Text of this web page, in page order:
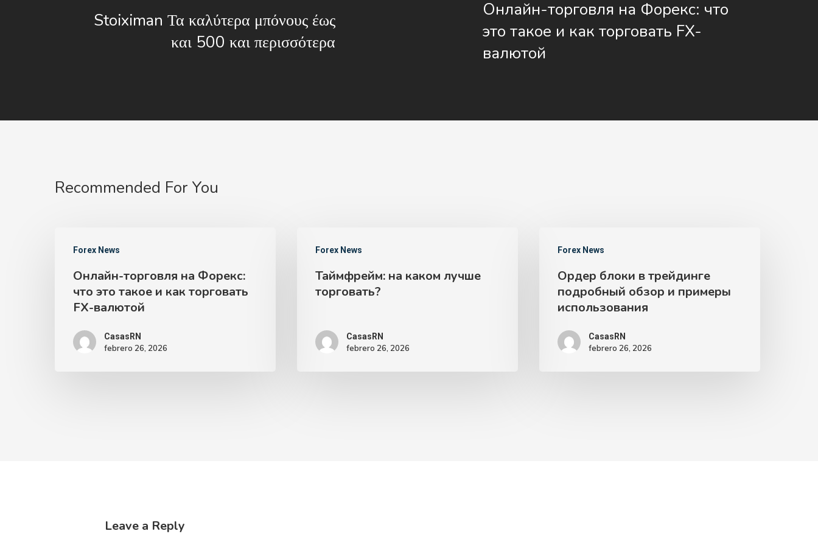
Stoiximan Τα καλύτερα μπόνους έως
και 500 και περισσότερα
Онлайн-торговля на Форекс: что
это такое и как торговать FX-
валютой
Recommended For You
Forex News
Онлайн-торговля на Форекс:
что это такое и как торговать
FX-валютой
CasasRN
febrero 26, 2026
Forex News
Таймфрейм: на каком лучше
торговать?
CasasRN
febrero 26, 2026
Forex News
Ордер блоки в трейдинге
подробный обзор и примеры
использования
CasasRN
febrero 26, 2026
Leave a Reply